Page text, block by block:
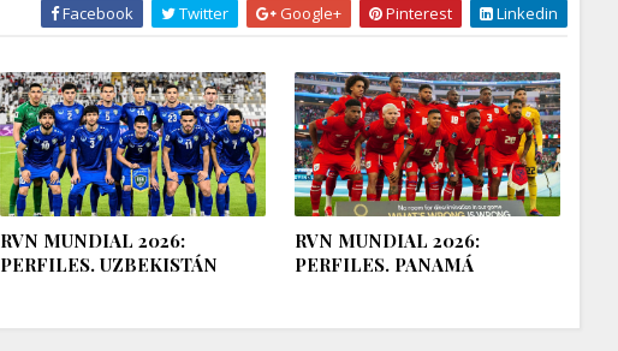
Facebook Twitter Google+ Pinterest Linkedin
RVN MUNDIAL 2026:
PERFILES. UZBEKISTÁN
RVN MUNDIAL 2026:
PERFILES. PANAMÁ